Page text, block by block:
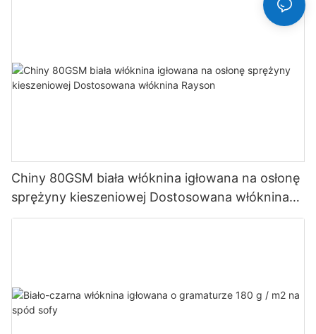
Chiny 80GSM biała włóknina igłowana na osłonę
sprężyny kieszeniowej Dostosowana włóknina
Rayson